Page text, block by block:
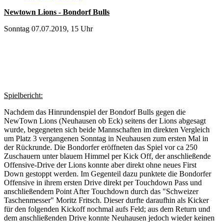
Newtown Lions - Bondorf Bulls
Sonntag 07.07.2019, 15 Uhr
Spielbericht:
Nachdem das Hinrundenspiel der Bondorf Bulls gegen die
NewTown Lions (Neuhausen ob Eck) seitens der Lions abgesagt
wurde, begegneten sich beide Mannschaften im direkten Vergleich
um Platz 3 vergangenen Sonntag in Neuhausen zum ersten Mal in
der Rückrunde. Die Bondorfer eröffneten das Spiel vor ca 250
Zuschauern unter blauem Himmel per Kick Off, der anschließende
Offensive-Drive der Lions konnte aber direkt ohne neues First
Down gestoppt werden. Im Gegenteil dazu punktete die Bondorfer
Offensive in ihrem ersten Drive direkt per Touchdown Pass und
anschließendem Point After Touchdown durch das "Schweizer
Taschenmesser" Moritz Fritsch. Dieser durfte daraufhin als Kicker
für den folgenden Kickoff nochmal aufs Feld; aus dem Return und
dem anschließenden Drive konnte Neuhausen jedoch wieder keinen